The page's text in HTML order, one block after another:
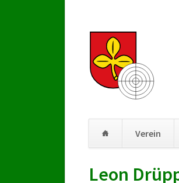
Verein
überspringen
Leon